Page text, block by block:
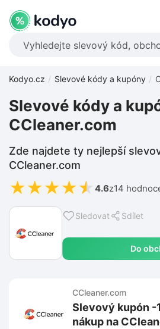
Kodyo.cz Slevové kódy a kupóny
Sledovat Sdílet
Do
Slevové kódy a
CCleaner.com
Zde najdete ty nejlepší
CCleaner.com
★★★★★ 4.6z14
CCleaner.com
Slevový kupón -
nákup na